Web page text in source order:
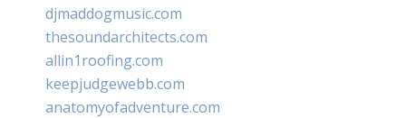
djmaddogmusic.com
thesoundarchitects.com
allin1roofing.com
keepjudgewebb.com
anatomyofadventure.com